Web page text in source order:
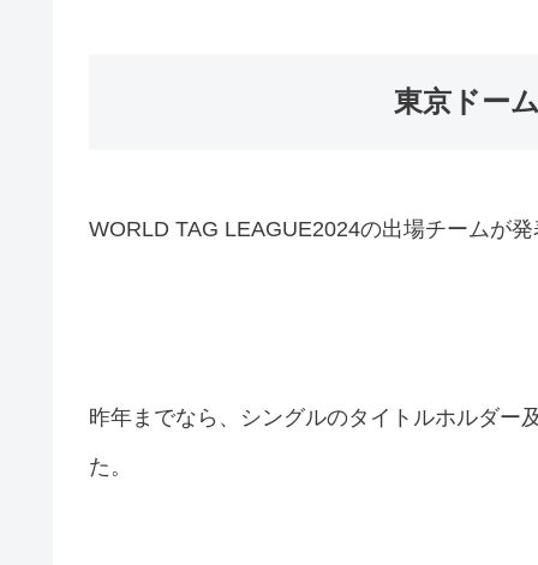
東京ドー
WORLD TAG LEAGUE2024の出場チームが
昨年までなら、シングルのタイトルホルダー
た。